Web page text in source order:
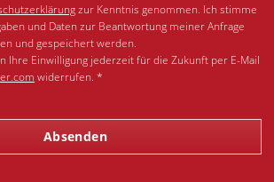
zur Kenntnis genommen. Ich stimme
und Daten zur Beantwortung meiner Anfrage
und gespeichert werden.
Ihre Einwilligung jederzeit für die Zukunft per E-Mail
widerrufen. *
Absenden